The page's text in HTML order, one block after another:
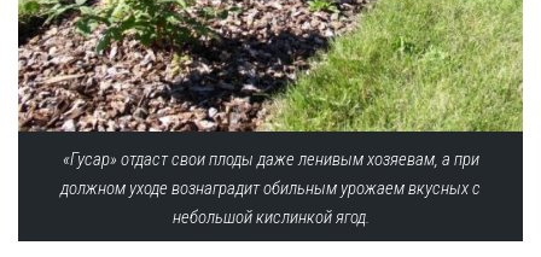
«Гусар» отдаст свои плоды даже ленивым хозяевам, а при
должном уходе вознаградит обильным урожаем вкусных с
небольшой кислинкой ягод.